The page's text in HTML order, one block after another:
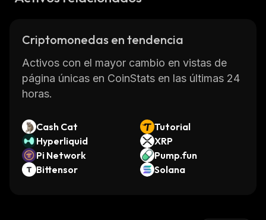
Criptomonedas en tendencia
Activos con el mayor cambio en vistas de
página únicas en CoinStats en las últimas 24
horas.
Cash Cat
Tutorial
Hyperliquid
XRP
Pi Network
Pump.fun
Bittensor
Solana